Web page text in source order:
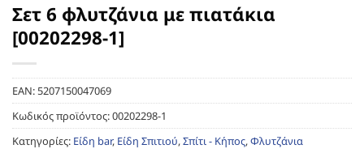
Σετ 6 φλυτζάνια με πιατάκια
[00202298-1]
EAN:5207150047069
Κωδικός προϊόντος:00202298-1
Κατηγορίες: Είδη bar, Είδη Σπιτιού,Σπίτι - Κήπος,Φλυτζάνια